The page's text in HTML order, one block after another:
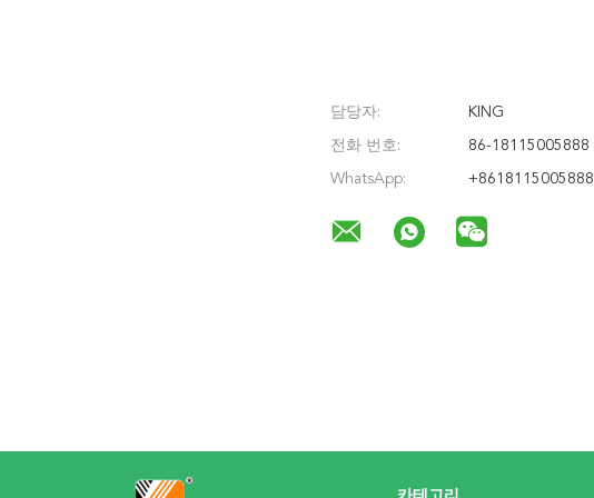
담당자: KING
전화 번호: 86-18115005888
WhatsApp: +8618115005888